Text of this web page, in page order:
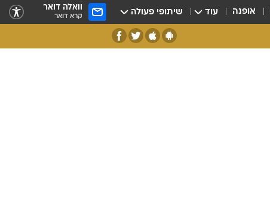
אופנה עוד שיתופי פעולה וואלה דואר
קרא דואר